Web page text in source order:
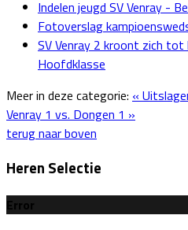
Indelen jeugd SV Venray -
Fotoverslag
SV Venray 2 kroont zich tot
Hoofdklasse
Meer in deze categorie: «
Venray 1 vs. Dongen 1 »
terug naar boven
Heren Selectie
Error